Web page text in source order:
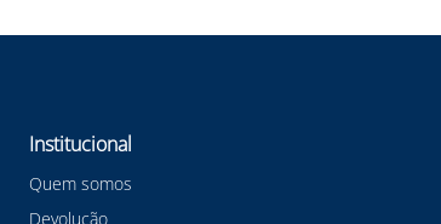
Institucional
Quem somos
Devolução